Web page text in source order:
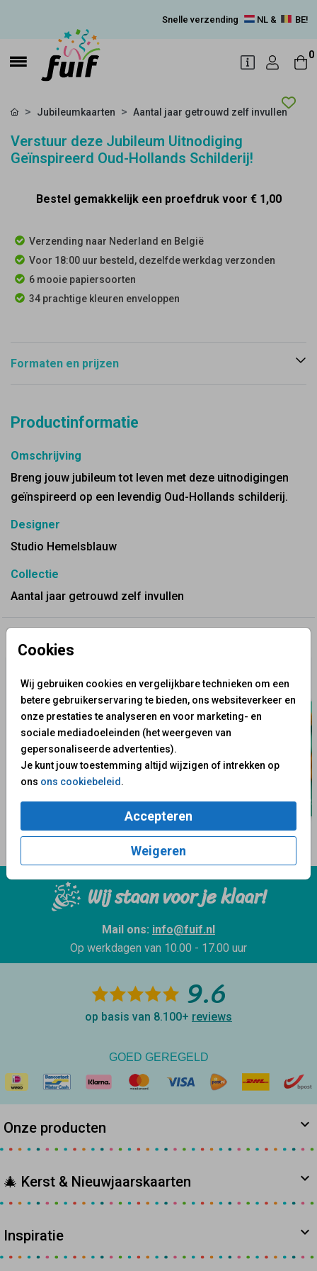
Snelle verzending NL & BE!
0
Cookies
Wij gebruiken cookies en vergelijkbare technieken om een
betere gebruikerservaring te bieden, ons websiteverkeer en
onze prestaties te analyseren en voor marketing- en
sociale mediadoeleinden (het weergeven van
gepersonaliseerde advertenties).
Je kunt jouw toestemming altijd wijzigen of intrekken op
ons ons cookiebeleid .
Accepteren
Weigeren
Jubileumkaarten Aantal jaar getrouwd zelf invullen
Verstuur deze Jubileum Uitnodiging
Geïnspireerd Oud-Hollands Schilderij!
Bestel gemakkelijk een proefdruk voor € 1,00
Verzending naar Nederland en België
Voor 18:00 uur besteld, dezelfde werkdag verzonden
6 mooie papiersoorten
34 prachtige kleuren enveloppen
Formaten en prijzen
Productinformatie
Omschrijving
Breng jouw jubileum tot leven met deze uitnodigingen
geïnspireerd op een levendig Oud-Hollands schilderij.
Designer
Studio Hemelsblauw
Collectie
Aantal jaar getrouwd zelf invullen
✨ Deze ontwerpen vind je misschien ook leuk
Wij staan voor je klaar!
Mail ons: info@fuif.nl
Op werkdagen van 10.00 - 17.00 uur
9.6
op basis van 8.100+ reviews
GOED GEREGELD
Onze producten
🎄 Kerst & Nieuwjaarskaarten
Inspiratie